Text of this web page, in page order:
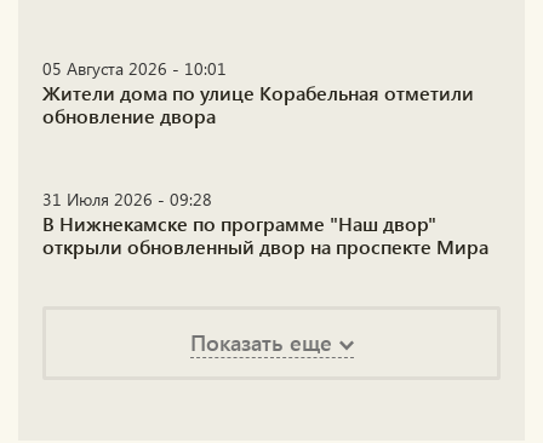
05 Августа 2026 - 10:01
Жители дома по улице Корабельная отметили
обновление двора
31 Июля 2026 - 09:28
В Нижнекамске по программе "Наш двор"
открыли обновленный двор на проспекте Мира
Показать еще